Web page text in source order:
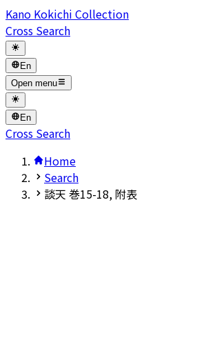
Kano Kokichi Collection
Cross Search
En
Open menu
En
Cross Search
Home
Search
談天 巻15-18, 附表